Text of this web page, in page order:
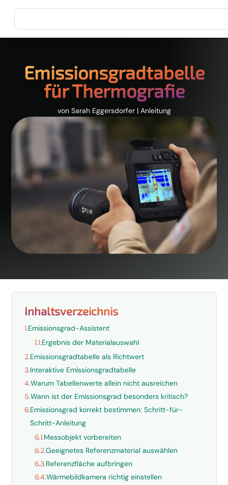
Emissionsgradtabelle
für Thermografie
von Sarah Eggersdorfer| Anleitung
Inhaltsverzeichnis
1.Emissionsgrad-Assistent
1.1.Ergebnis der Materialauswahl
2.Emissionsgradtabelle als Richtwert
3.Interaktive Emissionsgradtabelle
4.Warum Tabellenwerte allein nicht ausreichen
5.Wann ist der Emissionsgrad besonders kritisch?
6.Emissionsgrad korrekt bestimmen: Schritt-für-
Schritt-Anleitung
6.1.Messobjekt vorbereiten
6.2.Geeignetes Referenzmaterial auswählen
6.3.Referenzfläche aufbringen
6.4.Wärmebildkamera richtig einstellen